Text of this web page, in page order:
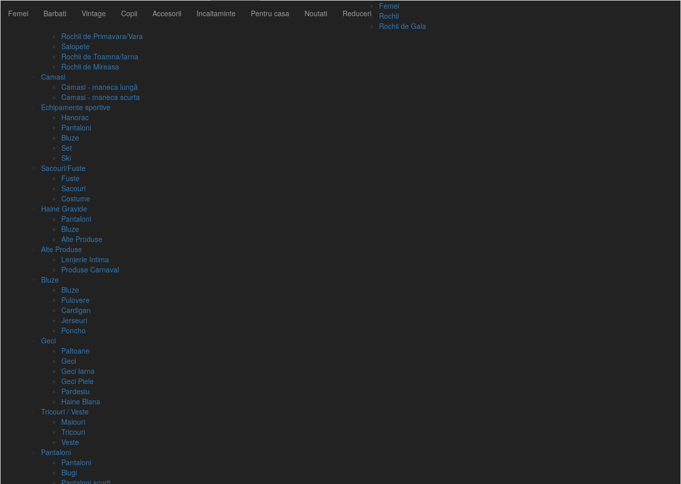
Femei Barbati Vintage Copii Accesorii Incaltaminte Pentru casa Noutati Reduceri
Femei
Rochii
Rochii de Gala
Rochii de Primavara/Vara
Salopete
Rochii de Toamna/Iarna
Rochii de Mireasa
Camasi
Camasi - maneca lungă
Camasi - maneca scurta
Echipamente sportive
Hanorac
Pantaloni
Bluze
Set
Ski
Sacouri/Fuste
Fuste
Sacouri
Costume
Haine Gravide
Pantaloni
Bluze
Alte Produse
Alte Produse
Lenjerie Intima
Produse Carnaval
Bluze
Bluze
Pulovere
Cardigan
Jerseuri
Poncho
Geci
Paltoane
Geci
Geci Iarna
Geci Piele
Pardesiu
Haine Blana
Tricouri / Veste
Maiouri
Tricouri
Veste
Pantaloni
Pantaloni
Blugi